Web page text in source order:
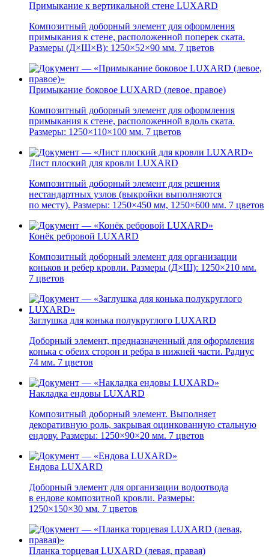
Примыкание к вертикальной стене LUXARD
Композитный доборный элемент для оформления
примыкания к стене, расположенной поперек ската.
Размеры (Д×Ш×В): 1250×52×90 мм. 7 цветов
Примыкание боковое LUXARD (левое, правое)
Композитный доборный элемент для оформления
примыкания к стене, расположенной вдоль ската.
Размеры: 1250×110×100 мм. 7 цветов
Лист плоский для кровли LUXARD
Композитный доборный элемент для решения
нестандартных узлов (выкройки выполняются
по месту). Размеры: 1250×450 мм, 1250×600 мм. 7 цветов
Конёк ребровой LUXARD
Композитный доборный элемент для организации
коньков и ребер кровли. Размеры (Д×Ш): 1250×210 мм.
7 цветов
Заглушка для конька полукруглого LUXARD
Доборный элемент, предназначенный для оформления
конька с обеих сторон и ребра в нижней части. Радиус
74 мм. 7 цветов
Накладка ендовы LUXARD
Композитный доборный элемент. Выполняет
декоративную роль, закрывая оцинкованную стальную
ендову. Размеры: 1250×90×20 мм. 7 цветов
Ендова LUXARD
Доборный элемент для организации водоотвода
в ендове композитной кровли. Размеры:
1250×150×30 мм. 7 цветов
Планка торцевая LUXARD (левая, правая)